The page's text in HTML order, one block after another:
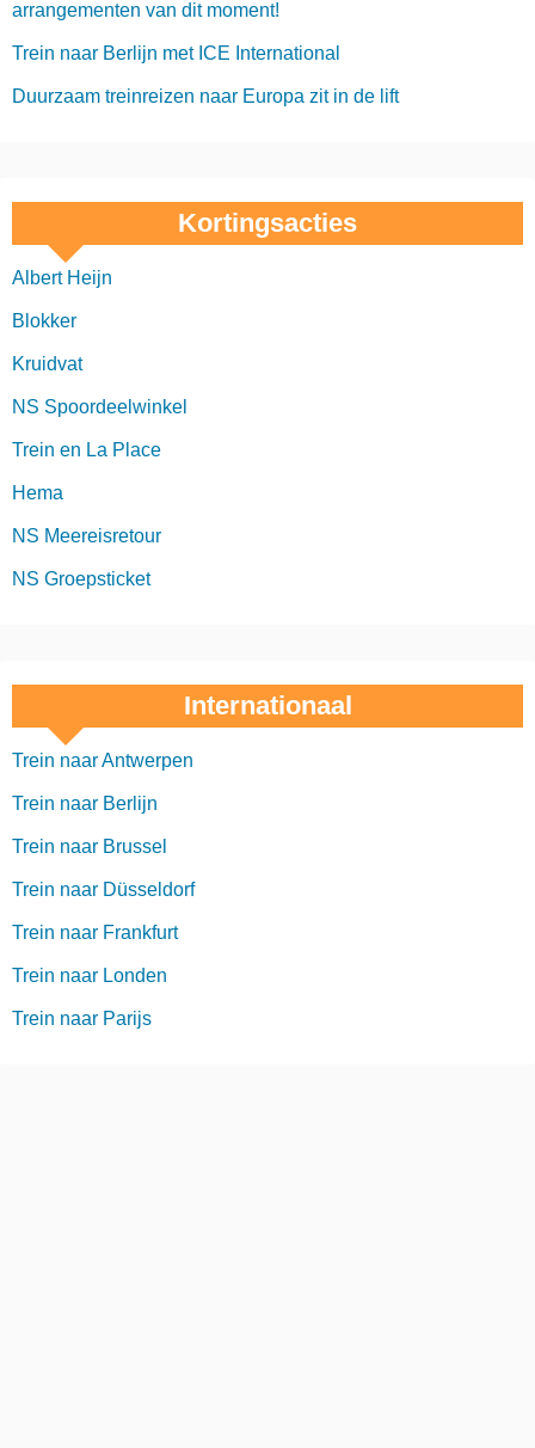
arrangementen van dit moment!
Trein naar Berlijn met ICE International
Duurzaam treinreizen naar Europa zit in de lift
Kortingsacties
Albert Heijn
Blokker
Kruidvat
NS Spoordeelwinkel
Trein en La Place
Hema
NS Meereisretour
NS Groepsticket
Internationaal
Trein naar Antwerpen
Trein naar Berlijn
Trein naar Brussel
Trein naar Düsseldorf
Trein naar Frankfurt
Trein naar Londen
Trein naar Parijs